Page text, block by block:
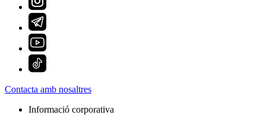
Contacta amb nosaltres
Informació corporativa